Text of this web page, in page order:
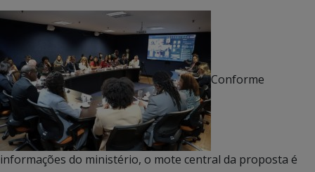
Conforme
informações do ministério, o mote central da proposta é